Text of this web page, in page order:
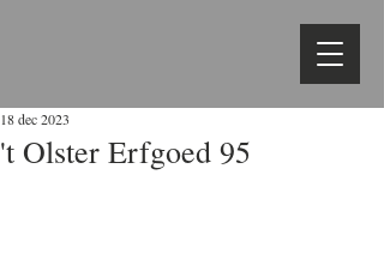
't Olster Erfgoed 95
18 dec 2023